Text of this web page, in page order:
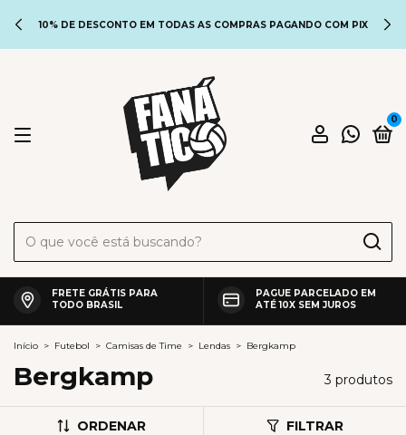
10% DE DESCONTO EM TODAS AS COMPRAS PAGANDO COM PIX
0
FRETE GRÁTIS PARA
TODO BRASIL
PAGUE PARCELADO EM
ATÉ 10X SEM JUROS
Início > Futebol > Camisas de Time > Lendas > Bergkamp
Bergkamp 3 produtos
ORDENAR FILTRAR